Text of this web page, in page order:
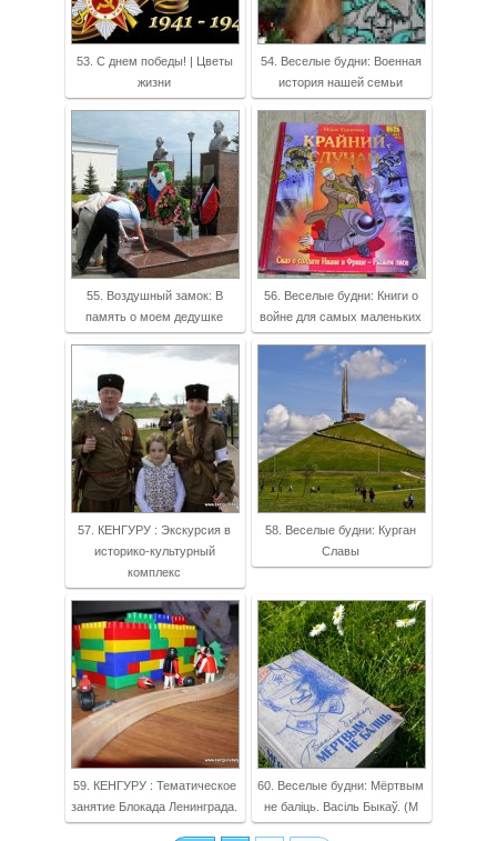
53. С днем победы! | Цветы
жизни
54. Веселые будни: Военная
история нашей семьи
55. Воздушный замок: В
память о моем дедушке
56. Веселые будни: Книги о
войне для самых маленьких
57. КЕНГУРУ : Экскурсия в
историко-культурный
комплекс
58. Веселые будни: Курган
Славы
59. КЕНГУРУ : Тематическое
занятие Блокада Ленинграда.
60. Веселые будни: Мёртвым
не баліць. Васіль Быкаў. (М